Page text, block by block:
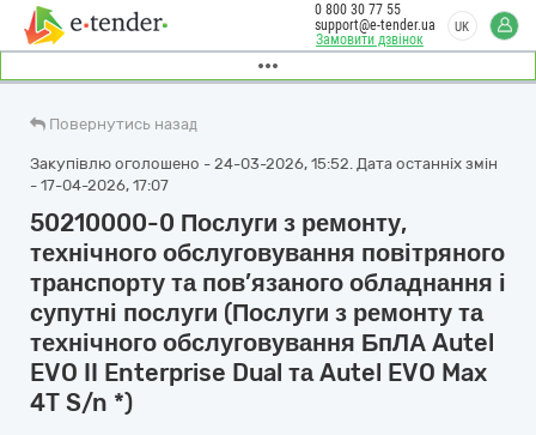
Замовити дзвінок
0 800 30 77 55
support@e-tender.ua
UK
Повернутись назад
Закупівлю оголошено - 24-03-2026, 15:52. Дата останніх змін
- 17-04-2026, 17:07
50210000-0 Послуги з ремонту,
технічного обслуговування повітряного
транспорту та пов’язаного обладнання і
супутні послуги (Послуги з ремонту та
технічного обслуговування БпЛА Autel
EVO II Enterprise Dual та Autel EVO Max
4T S/n *)